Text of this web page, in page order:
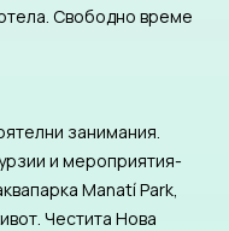
Свободно време
занимания.
и мероприятия-
Manatí Park,
Честита Нова